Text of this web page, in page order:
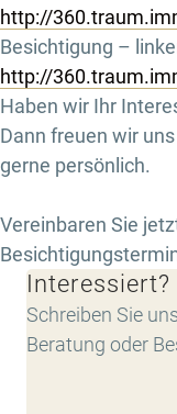
http://
Besichtigung –
http://
Haben wir Ihr
Dann freuen wir
gerne persönlich.
Vereinbaren Sie
Interessiert?
Schreiben Sie
Beratung oder